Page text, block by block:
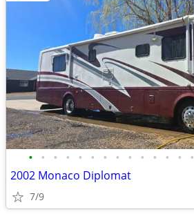
• • • • • • • • • • • • • •
2002 Monaco Diplomat
7/9